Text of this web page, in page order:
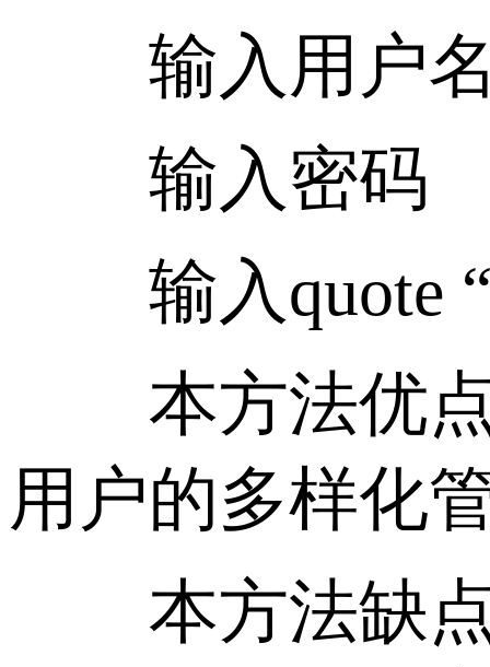
输入用户
输入密码
输入quote
本方法优点
用户的多样化
本方法缺点